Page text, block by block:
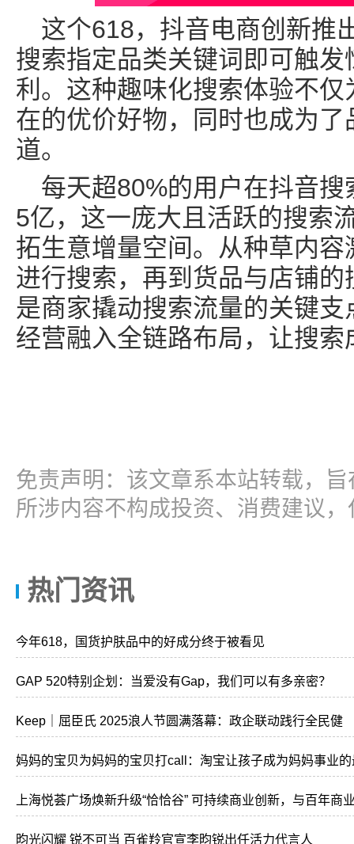
这个618，抖音电商创新推
搜索指定品类关键词即可触
利。这种趣味化搜索体验不
在的优价好物，同时也成为
道。
每天超80%的用户在抖音
5亿，这一庞大且活跃的搜索
拓生意增量空间。从种草内
进行搜索，再到货品与店铺
是商家撬动搜索流量的关键
经营融入全链路布局，让搜
免责声明：该文章系本站转载，
所涉内容不构成投资、消费建议
热门资讯
今年618，国货护肤品中的好成分终于被看见
GAP 520特别企划：当爱没有Gap，我们可以有多亲密？
Keep｜屈臣氏 2025浪人节圆满落幕：政企联动践行全民健
妈妈的宝贝为妈妈的宝贝打call：淘宝让孩子成为妈妈事业的
上海悦荟广场焕新升级“恰恰谷” 可持续商业创新，与百年商
昀光闪耀 锐不可当 百雀羚官宣李昀锐出任活力代言人